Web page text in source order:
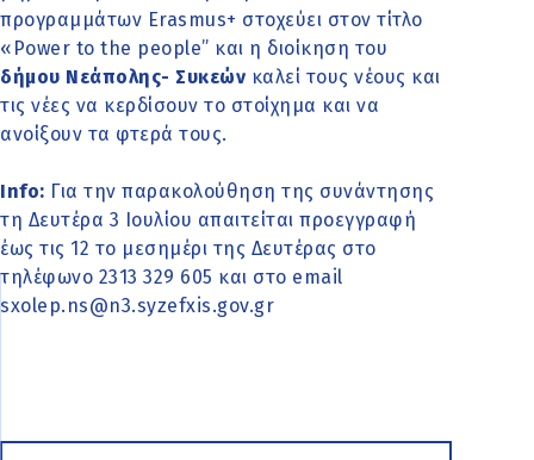
προγραμμάτων Erasmus+ στοχεύει στον τίτλο
«Power to the people” και η διοίκηση του
δήμου Νεάπολης- Συκεών καλεί τους νέους και
τις νέες να κερδίσουν το στοίχημα και να
ανοίξουν τα φτερά τους.
Info: Για την παρακολούθηση της συνάντησης
τη Δευτέρα 3 Ιουλίου απαιτείται προεγγραφή
έως τις 12 το μεσημέρι της Δευτέρας στο
τηλέφωνο 2313 329 605 και στο email
sxolep.ns@n3.syzefxis.gov.gr